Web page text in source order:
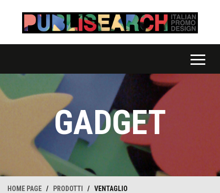
GADGET
HOME PAGE / PRODOTTI / VENTAGLIO